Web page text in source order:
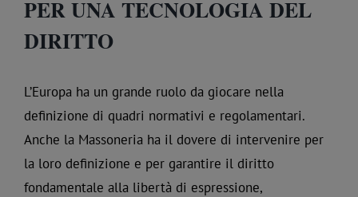
PER UNA TECNOLOGIA DEL
DIRITTO
L’Europa ha un grande ruolo da giocare nella
definizione di quadri normativi e regolamentari.
Anche la Massoneria ha il dovere di intervenire per
la loro definizione e per garantire il diritto
fondamentale alla libertà di espressione,